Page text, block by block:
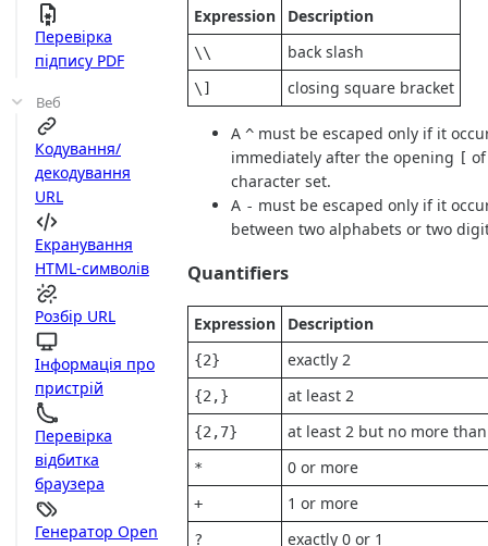
Перевірка
підпису PDF
Веб
Кодування/
декодування
URL
Екранування
HTML-символів
Розбір URL
Інформація про
пристрій
Перевірка
відбитка
браузера
Генератор Open
Expression Description
\\ back slash
\] closing square bracket
A ^ must be escaped only if it
immediately after the opening [
character set.
A - must be escaped only if it
between two alphabets or two
Quantifiers
Expression Description
{2} exactly 2
{2,} at least 2
{2,7} at least 2 but no more
* 0 or more
+ 1 or more
? exactly 0 or 1